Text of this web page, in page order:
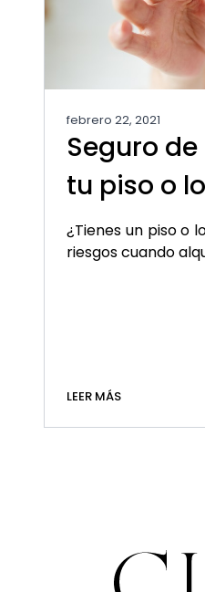
febrero 22, 2021
Seguro
tu piso o
¿Tienes un piso o
riesgos cuando
LEER MÁS